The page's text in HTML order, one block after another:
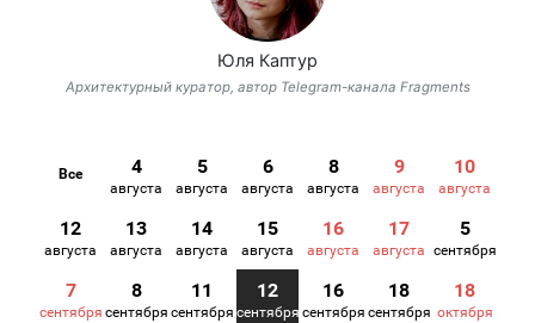
Юля Каптур
Архитектурный куратор, автор Telegram-канала Fragments
Все 4
августа
5
августа
6
августа
8
августа
9
августа
10
августа
12
августа
13
августа
14
августа
15
августа
16
августа
17
августа
5
сентября
7
сентября
8
сентября
11
сентября
12
сентября
16
сентября
18
сентября
18
октября